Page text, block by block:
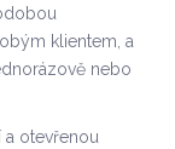
klientem, a
nebo
otevřenou